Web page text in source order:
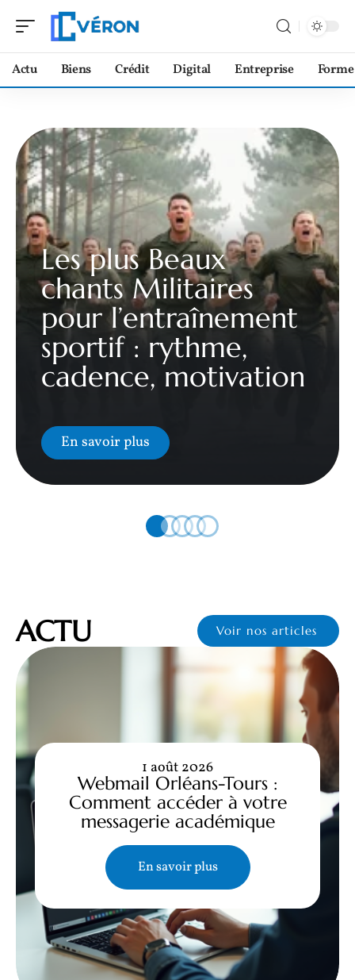
Actu Biens Crédit Digital Entreprise Forme
Les plus Beaux
chants Militaires
pour l’entraînement
sportif : rythme,
cadence, motivation
En savoir plus
ACTU Voir nos articles
Webmail Orléans-Tours :
Comment accéder à votre
messagerie académique
1 août 2026
En savoir plus